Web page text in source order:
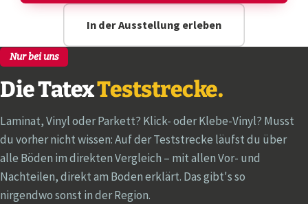
In der Ausstellung erleben
Nur bei uns
Die TatexTeststrecke.
Laminat, Vinyl oder Parkett? Klick- oder Klebe-Vinyl? Musst
du vorher nicht wissen: Auf der Teststrecke läufst du über
alle Böden im direkten Vergleich – mit allen Vor- und
Nachteilen, direkt am Boden erklärt. Das gibt's so
nirgendwo sonst in der Region.